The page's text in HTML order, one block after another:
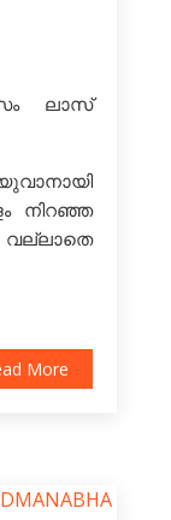
ലാസ്
നിറഞ്ഞ
More